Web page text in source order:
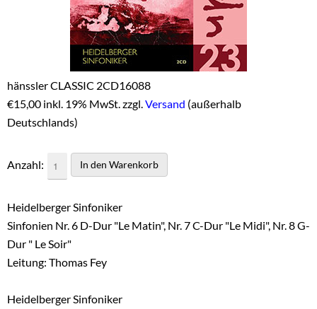
hänssler CLASSIC 2CD16088
€15,00 inkl. 19% MwSt. zzgl.Versand (außerhalb
Deutschlands)
Anzahl:
Heidelberger Sinfoniker
Sinfonien Nr. 6 D-Dur "Le Matin", Nr. 7 C-Dur "Le Midi", Nr. 8 G-
Dur " Le Soir"
Leitung: Thomas Fey
Heidelberger Sinfoniker